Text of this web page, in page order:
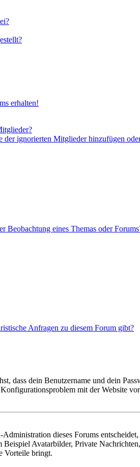
erhalten!
ignorierten Mitglieder hinzufügen
Beobachtung eines Themas oder
Anfragen zu diesem Forum gibt?
dass dein Benutzername und dein
mit der Website
dieses Forums
Avatarbilder, Private
Vorteile bringt.